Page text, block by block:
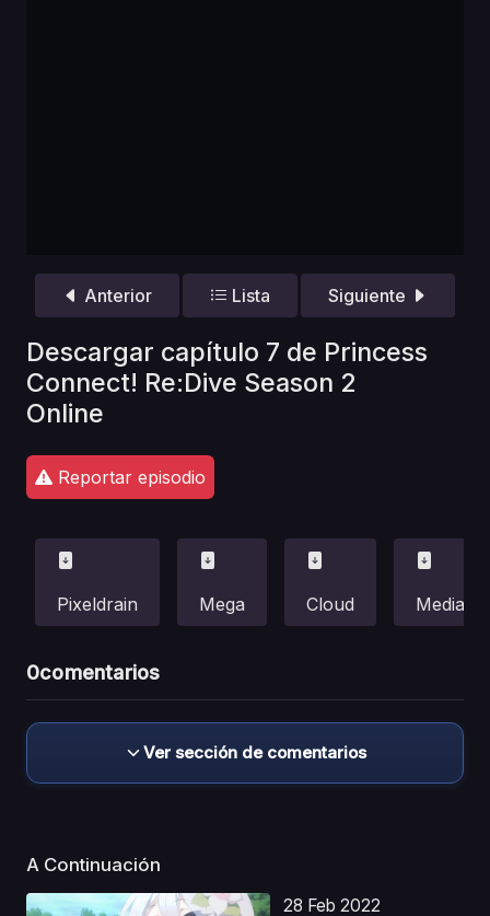
Anterior Lista Siguiente
Descargar capítulo 7 de Princess
Connect! Re:Dive Season 2
Online
Reportar episodio
Pixeldrain Mega Cloud
0comentarios
Ver sección de comentarios
A Continuación
28 Feb 2022